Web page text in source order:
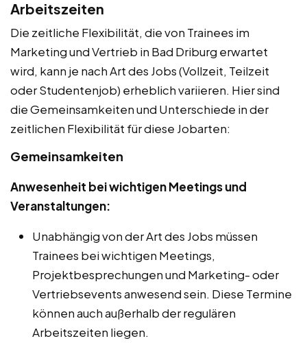
Arbeitszeiten
Die zeitliche Flexibilität, die von Trainees im
Marketing und Vertrieb in Bad Driburg erwartet
wird, kann je nach Art des Jobs (Vollzeit, Teilzeit
oder Studentenjob) erheblich variieren. Hier sind
die Gemeinsamkeiten und Unterschiede in der
zeitlichen Flexibilität für diese Jobarten:
Gemeinsamkeiten
Anwesenheit bei wichtigen Meetings und
Veranstaltungen:
Unabhängig von der Art des Jobs müssen
Trainees bei wichtigen Meetings,
Projektbesprechungen und Marketing- oder
Vertriebsevents anwesend sein. Diese Termine
können auch außerhalb der regulären
Arbeitszeiten liegen.